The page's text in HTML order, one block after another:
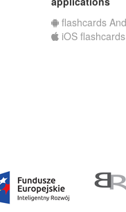
flashcards
iOS flashcards